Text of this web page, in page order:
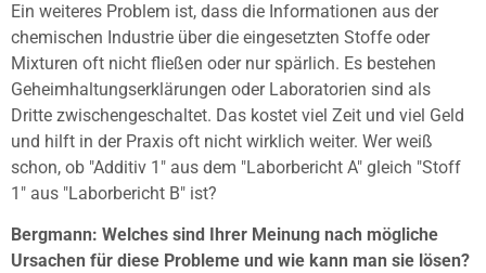
Ein weiteres Problem ist, dass die Informationen aus der
chemischen Industrie über die eingesetzten Stoffe oder
Mixturen oft nicht fließen oder nur spärlich. Es bestehen
Geheimhaltungserklärungen oder Laboratorien sind als
Dritte zwischengeschaltet. Das kostet viel Zeit und viel Geld
und hilft in der Praxis oft nicht wirklich weiter. Wer weiß
schon, ob "Additiv 1" aus dem "Laborbericht A" gleich "Stoff
1" aus "Laborbericht B" ist?
Bergmann: Welches sind Ihrer Meinung nach mögliche
Ursachen für diese Probleme und wie kann man sie lösen?